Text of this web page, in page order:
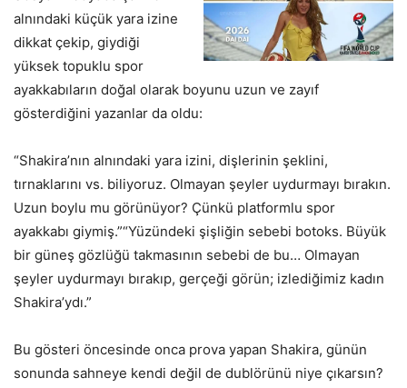
alnındaki küçük yara izine
dikkat çekip, giydiği
yüksek topuklu spor
ayakkabıların doğal olarak boyunu uzun ve zayıf
gösterdiğini yazanlar da oldu:
“Shakira’nın alnındaki yara izini, dişlerinin şeklini,
tırnaklarını vs. biliyoruz. Olmayan şeyler uydurmayı bırakın.
Uzun boylu mu görünüyor? Çünkü platformlu spor
ayakkabı giymiş.”“Yüzündeki şişliğin sebebi botoks. Büyük
bir güneş gözlüğü takmasının sebebi de bu… Olmayan
şeyler uydurmayı bırakıp, gerçeği görün; izlediğimiz kadın
Shakira’ydı.”
Bu gösteri öncesinde onca prova yapan Shakira, günün
sonunda sahneye kendi değil de dublörünü niye çıkarsın?